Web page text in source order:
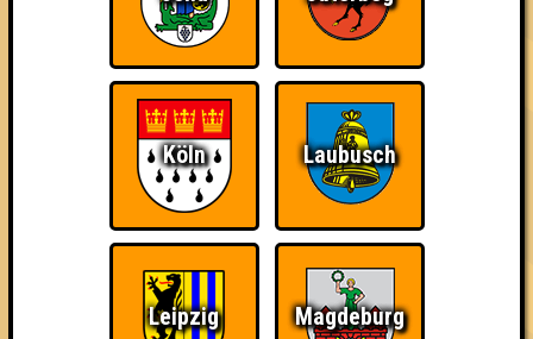
Ich war da, vor 3000
Da-Da Da! Da-Da Da! Teil der Oberschicht
Knapp daneben! So kurz vorm Sieg!
Köln Laubusch
Leipzig Magdeburg